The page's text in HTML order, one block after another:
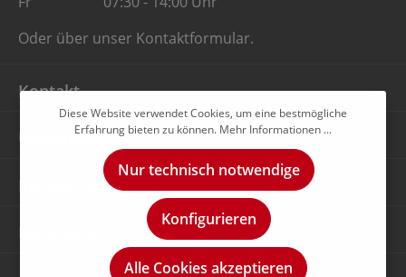
Oder über unser Kontaktformular.
Kontakt
Unternehmen
Rechtliches
Diese Website verwendet Cookies, um eine bestmögliche
Erfahrung bieten zu können. Mehr Informationen ...
Nur technisch notwendige
Konfigurieren
Alle Cookies akzeptieren